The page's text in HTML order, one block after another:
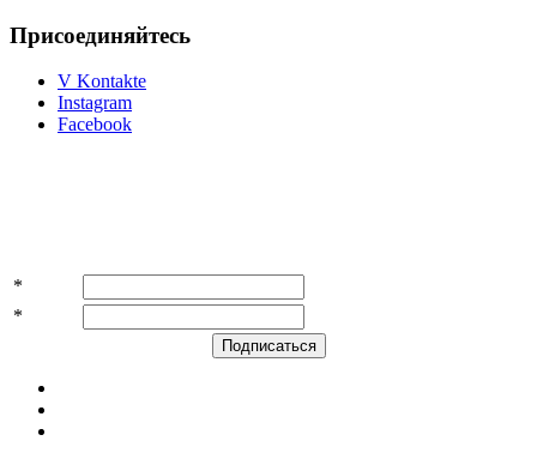
Присоединяйтесь
V Kontakte
Instagram
Facebook
*
*